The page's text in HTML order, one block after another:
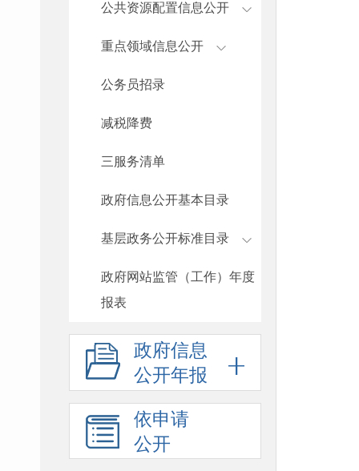
公共资源配置信息公开
重点领域信息公开
公务员招录
减税降费
三服务清单
政府信息公开基本目录
基层政务公开标准目录
政府网站监管（工作）年度
报表
政府信息
公开年报
依申请
公开